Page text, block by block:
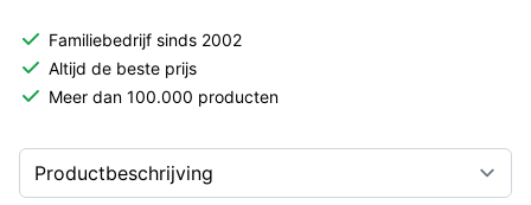
Familiebedrijf sinds 2002
Altijd de beste prijs
Meer dan 100.000 producten